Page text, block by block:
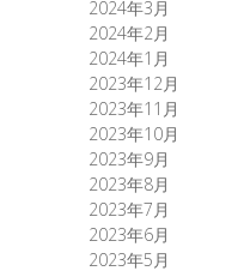
2024年3月
2024年2月
2024年1月
2023年12月
2023年11月
2023年10月
2023年9月
2023年8月
2023年7月
2023年6月
2023年5月